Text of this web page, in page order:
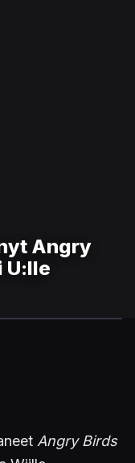
Angry
U:lle
Angry Birds